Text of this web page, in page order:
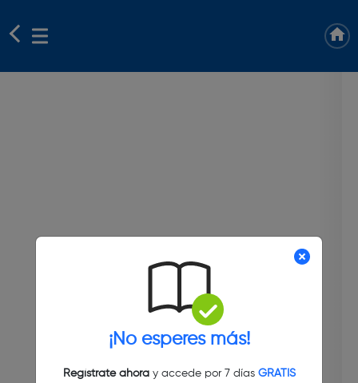
¡No esperes más!
Regístrate ahoray accede por 7 días GRATIS